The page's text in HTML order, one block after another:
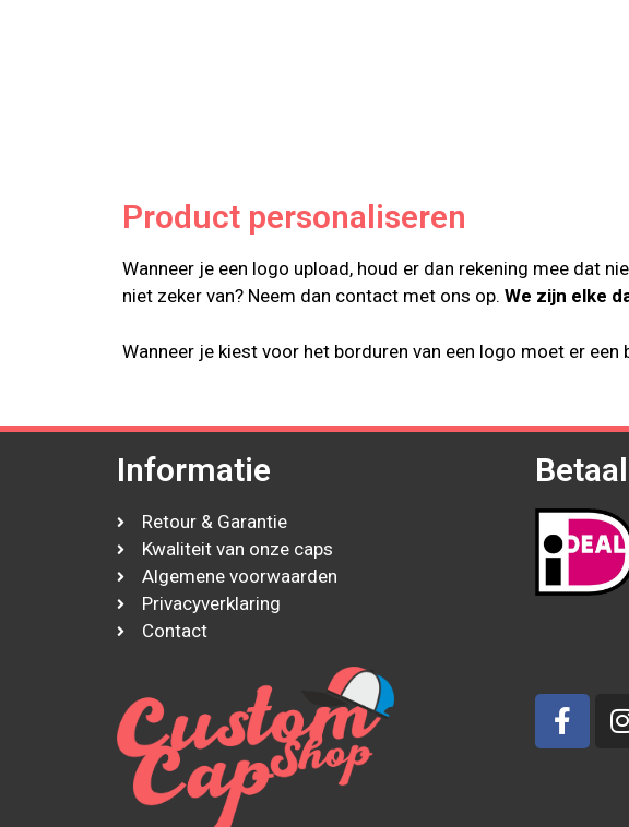
Product personaliseren
Wanneer je een logo upload, houd er dan rekening mee dat
niet zeker van? Neem dan contact met ons op. We zijn elke
Wanneer je kiest voor het borduren van een logo moet er
Informatie
Retour & Garantie
Kwaliteit van onze caps
Algemene voorwaarden
Privacyverklaring
Contact